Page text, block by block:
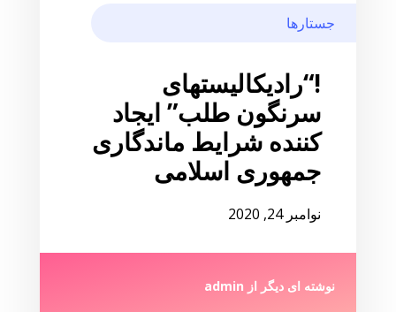
جستارها
!“رادیکالیستهای
سرنگون طلب” ایجاد
کننده شرایط ماندگاری
جمهوری اسلامی
نوامبر 24, 2020
نوشته ای دیگر از admin